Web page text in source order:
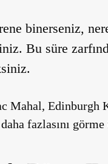
binerseniz,
Bu süre
Mahal, Edinburgh
fazlasını görme